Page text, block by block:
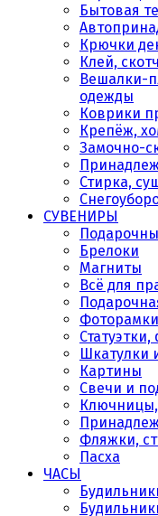
Бытовая
Крючки
Клей,
Вешалки-
одежды
Коврики
Крепёж,
Замочно-
Стирка,
СУВЕНИРЫ
Брелоки
Магниты
Всё для
Шкатулки
Картины
Свечи и
Фляжки,
Пасха
ЧАСЫ